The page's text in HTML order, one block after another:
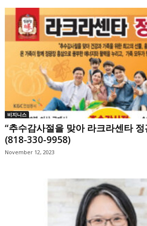
비지니스
“추수감사절을 맞아 라크라센타
(818-330-9958)
November 12, 2023